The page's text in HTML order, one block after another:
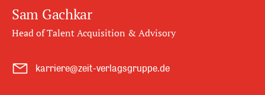
Sam Gachkar
Head of Talent Acquisition & Advisory
karriere@zeit-verlagsgruppe.de